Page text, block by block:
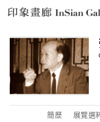
InSian Gallery
簡歷 展覽選